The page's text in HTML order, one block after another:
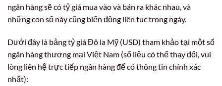
ngân hàng sẽ có tỷ giá mua vào và bán ra khác nhau, và
những con số này cũng biến động liên tục trong ngày.
Dưới đây là bảng tỷ giá Đô la Mỹ (USD) tham khảo tại một số
ngân hàng thương mại Việt Nam (số liệu có thể thay đổi, vui
lòng liên hệ trực tiếp ngân hàng để có thông tin chính xác
nhất):